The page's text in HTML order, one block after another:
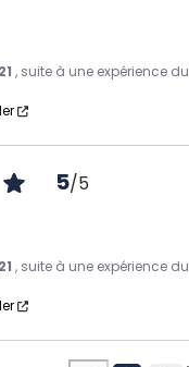
, suite à une expérience du
5/5
, suite à une expérience du